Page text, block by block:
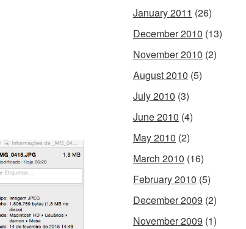
January 2011 (26)
December 2010 (13)
November 2010 (2)
August 2010 (5)
July 2010 (3)
June 2010 (4)
May 2010 (2)
March 2010 (16)
February 2010 (5)
December 2009 (2)
November 2009 (1)